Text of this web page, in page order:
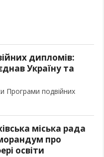
дипломів:
Україну та
Програми подвійних
міська рада
про
освіти